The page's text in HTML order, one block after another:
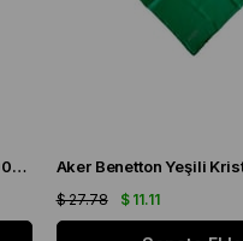
Aker Pembe Kristal Eşarp 1070900 - 997
$ 11.11
$ 27.78